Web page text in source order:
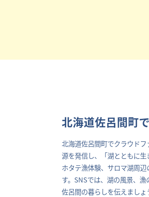
北海道佐呂間町
北海道佐呂間町でクラウド
源を発信し、「湖とともに
ホタテ漁体験、サロマ湖周
す。SNSでは、湖の風景、
佐呂間の暮らしを伝えまし